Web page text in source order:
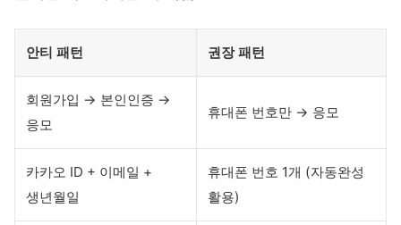
안티 패턴 권장 패턴
회원가입 → 본인인증 →
응모
휴대폰 번호만 → 응모
카카오 ID + 이메일 +
생년월일
휴대폰 번호 1개 (자동완성
활용)